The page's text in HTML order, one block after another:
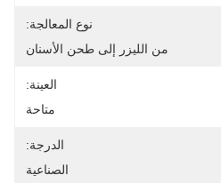
نوع المعالجة:
من الليزر إلى طحن الأسنان
العينة:
متاحة
الدرجة:
الصناعية